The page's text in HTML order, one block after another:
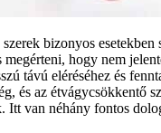
bizonyos esetekben
megérteni, hogy nem
távú eléréséhez és
és az étvágycsökkentő
Itt van néhány fontos